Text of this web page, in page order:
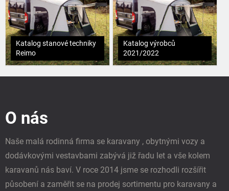
Katalog stanové techniky
Reimo
Katalog výrobců
2021/2022
O nás
Naše malá rodinná firma se karavany , obytnými vozy a
dodávkovými vestavbami zabývá již řadu let a vše kolem
karavanů nás baví. V roce 2014 jsme se rozhodli rozšířit
působení a zaměřit se na prodej sortimentu pro karavany a